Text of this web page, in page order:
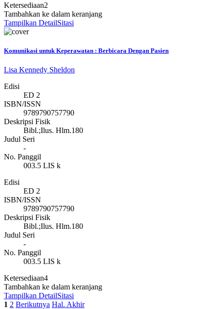
Ketersediaan2
Tambahkan ke dalam keranjang
Tampilkan DetailSitasi
Komunikasi untuk Keperawatan : Berbicara Dengan Pasien
Lisa Kennedy Sheldon
Edisi
ED 2
ISBN/ISSN
9789790757790
Deskripsi Fisik
Bibl.;Ilus. Hlm.180
Judul Seri
-
No. Panggil
003.5 LIS k
Edisi
ED 2
ISBN/ISSN
9789790757790
Deskripsi Fisik
Bibl.;Ilus. Hlm.180
Judul Seri
-
No. Panggil
003.5 LIS k
Ketersediaan4
Tambahkan ke dalam keranjang
Tampilkan DetailSitasi
1 2 Berikutnya Hal. Akhir